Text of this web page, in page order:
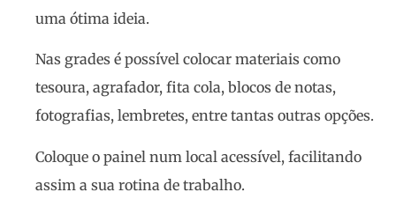
uma ótima ideia.
Nas grades é possível colocar materiais como
tesoura, agrafador, fita cola, blocos de notas,
fotografias, lembretes, entre tantas outras opções.
Coloque o painel num local acessível, facilitando
assim a sua rotina de trabalho.